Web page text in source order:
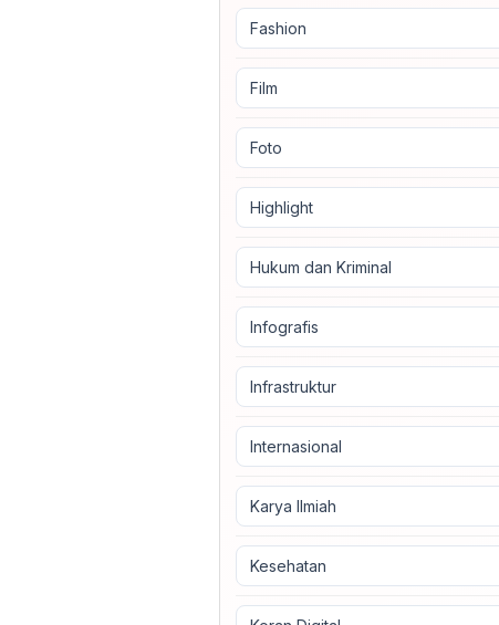
Fashion
Film
Foto
Highlight
Hukum dan Kriminal
Infografis
Infrastruktur
Internasional
Karya Ilmiah
Kesehatan